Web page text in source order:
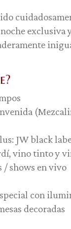
exclusiva
JW black
vino tinto y
/ shows en vivo
con
decoradas